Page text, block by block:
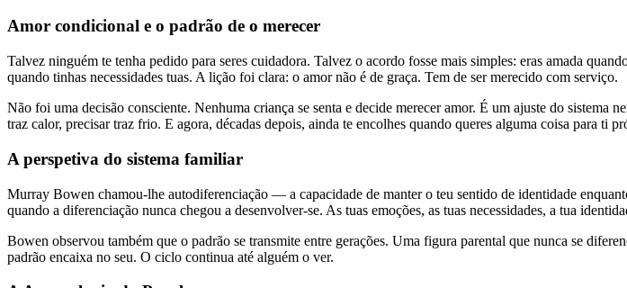
Amor condicional e o padrão de o merecer
Talvez ninguém te tenha pedido para seres cuidadora. Talvez o acordo fosse mais simples: eras amada
quando tinhas necessidades tuas. A lição foi clara: o amor não é de graça. Tem de ser merecido com serviço.
Não foi uma decisão consciente. Nenhuma criança se senta e decide merecer amor. É um ajuste do
traz calor, precisar traz frio. E agora, décadas depois, ainda te encolhes quando queres alguma coisa para ti
A perspetiva do sistema familiar
Murray Bowen chamou-lhe autodiferenciação — a capacidade de manter o teu sentido de identidade
quando a diferenciação nunca chegou a desenvolver-se. As tuas emoções, as tuas necessidades, a tua
Bowen observou também que o padrão se transmite entre gerações. Uma figura parental que nunca se
padrão encaixa no seu. O ciclo continua até alguém o ver.